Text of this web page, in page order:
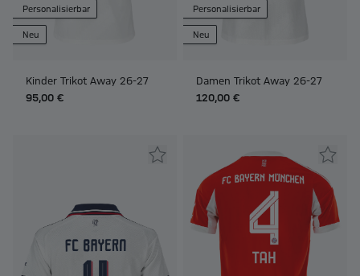
Personalisierbar
Neu
Kinder Trikot Away 26-27
95,00 €
Personalisierbar
Neu
Damen Trikot Away 26-27
120,00 €